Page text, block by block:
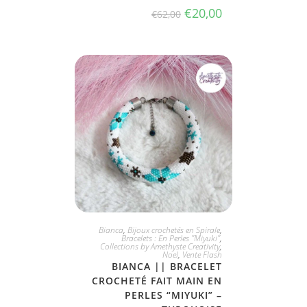
€62,00 €20,00
JE L'ADOPTE
Bianca, Bijoux crochetés en Spirale,
Bracelets : En Perles "Miyuki",
Collections by Amethyste Creativity,
Noel, Vente Flash
BIANCA || BRACELET
CROCHETÉ FAIT MAIN EN
PERLES “MIYUKI” –